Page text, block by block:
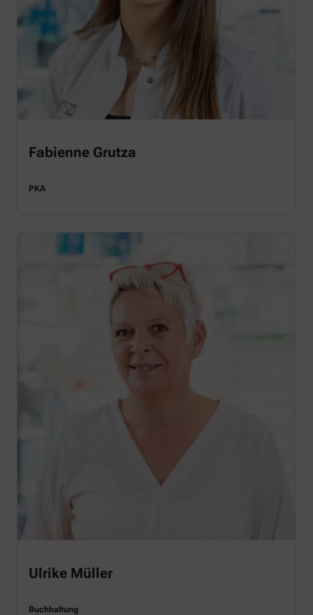
Fabienne Grutza
PKA
Ulrike Müller
Buchhaltung